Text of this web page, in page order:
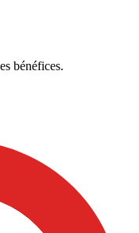
bénéfices.